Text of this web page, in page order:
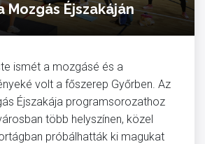
Mozgás Éjszakáján
ismét a mozgásé és a
volt a főszerep Győrben. Az
Éjszakája programsorozathoz
több helyszínen, közel
próbálhatták ki magukat